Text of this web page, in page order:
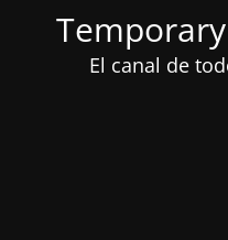
El canal de